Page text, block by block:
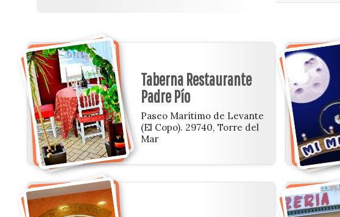
Taberna Restaurante
Padre Pío
Paseo Marítimo de Levante
(El Copo). 29740, Torre del
Mar